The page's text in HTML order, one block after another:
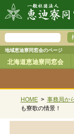
地域恵迪寮同窓会のページ
北海道恵迪寮同窓会
HOME > 事務局か
も寮歌の情景！